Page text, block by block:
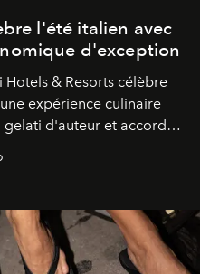
l'été italien avec
d'exception
Hotels & Resorts célèbre
expérience culinaire
gelati d'auteur et accords
voyage sensoriel.